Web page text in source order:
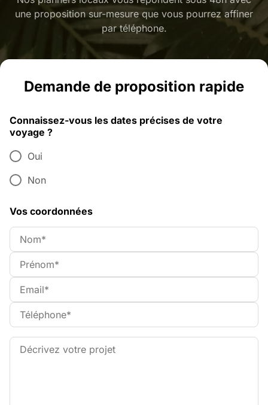
une proposition sur-mesure que vous pourrez affiner
par téléphone.
Demande de proposition rapide
Connaissez-vous les dates précises de votre
voyage ?
Oui
Non
Vos coordonnées